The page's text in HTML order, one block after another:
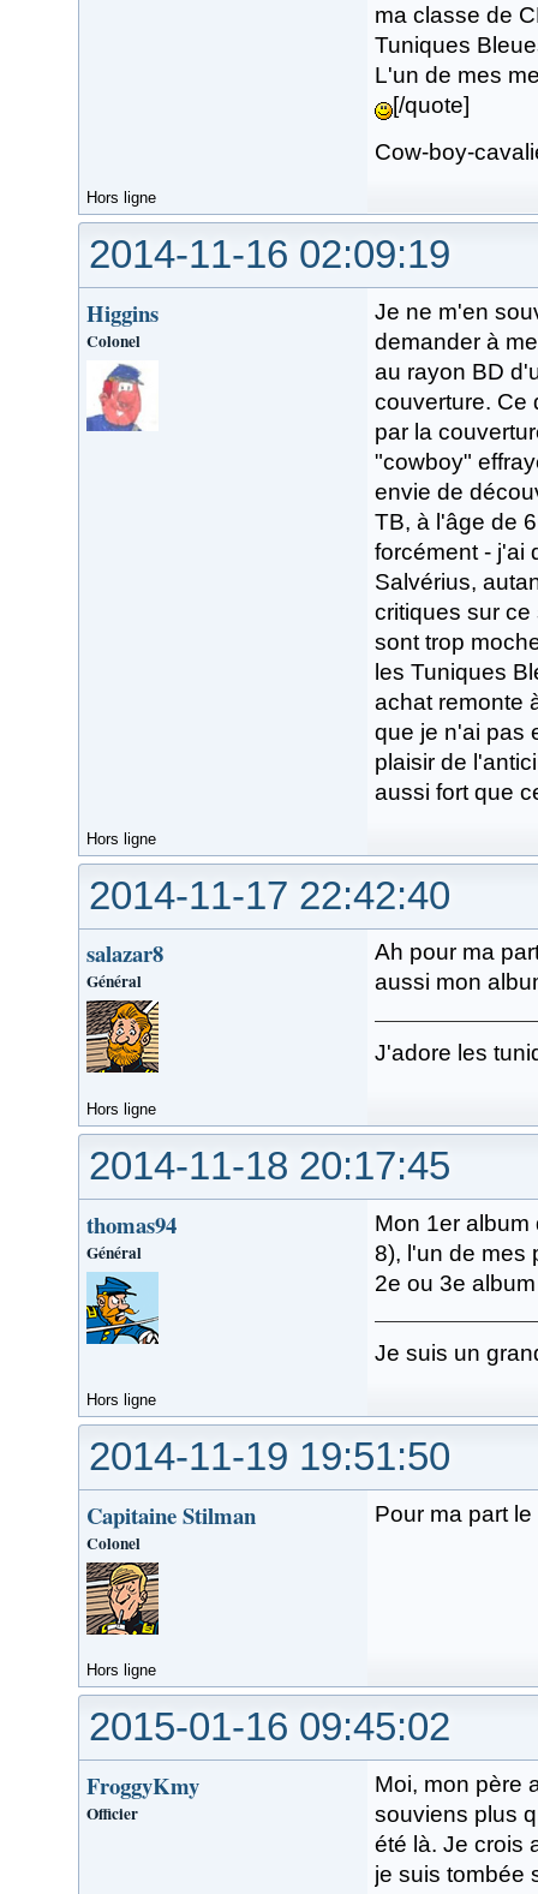
ma classe de
Tuniques
L'un de mes
[/quote]
Cow-boy-
Hors ligne
2014-11-16 02:09:19
Higgins
Colonel
Je ne m'en
demander à
au rayon BD
couverture. Ce
par la
"cowboy"
envie de
TB, à l'âge de
forcément - j'ai
Salvérius,
critiques sur
sont trop
les Tuniques
achat remonte
que je n'ai pas
plaisir de
aussi fort que
Hors ligne
2014-11-17 22:42:40
salazar8
Général
Ah pour ma
aussi mon
J'adore les
Hors ligne
2014-11-18 20:17:45
thomas94
Général
Mon 1er album
8), l'un de mes
2e ou 3e
Je suis un
Hors ligne
2014-11-19 19:51:50
Capitaine Stilman
Colonel
Pour ma part
Hors ligne
2015-01-16 09:45:02
FroggyKmy
Officier
Moi, mon père
souviens plus
été là. Je crois
je suis tombée